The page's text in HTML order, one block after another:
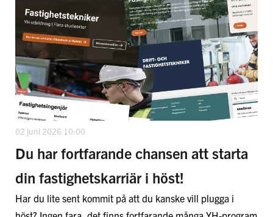
02 juni 2026 10:00
Du har fortfarande chansen att starta
din fastighetskarriär i höst!
Har du lite sent kommit på att du kanske vill plugga i